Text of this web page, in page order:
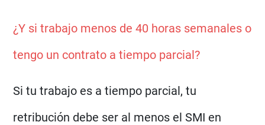
¿Y si trabajo menos de 40 horas semanales o
tengo un contrato a tiempo parcial?
Si tu trabajo es a tiempo parcial, tu
retribución debe ser al menos el SMI en